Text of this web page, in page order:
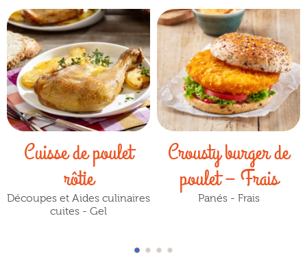
Cuisse de poulet
rôtie
Découpes et Aides culinaires
cuites - Gel
Crousty burger de
poulet – Frais
Panés - Frais